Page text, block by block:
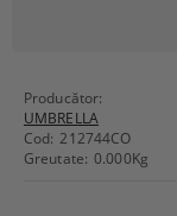
Producător:
UMBRELLA
Cod: 212744CO
Greutate: 0.000Kg